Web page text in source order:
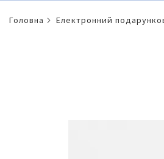
головна електронний